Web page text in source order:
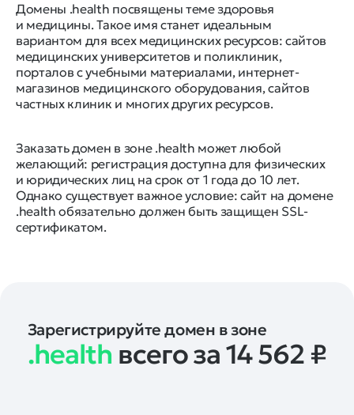
Домены .health посвящены теме здоровья
и медицины. Такое имя станет идеальным
вариантом для всех медицинских ресурсов: сайтов
медицинских университетов и поликлиник,
порталов с учебными материалами, интернет-
магазинов медицинского оборудования, сайтов
частных клиник и многих других ресурсов.
Заказать домен в зоне .health может любой
желающий: регистрация доступна для физических
и юридических лиц на срок от 1 года до 10 лет.
Однако существует важное условие: сайт на домене
.health обязательно должен быть защищен SSL-
сертификатом.
Зарегистрируйте домен в зоне
.health всего за 14 562 ₽